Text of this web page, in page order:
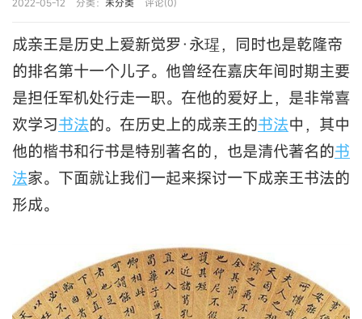
2022-05-12 分类： 未分类 评论(0)
成亲王是历史上爱新觉罗·永瑆，同时也是乾隆帝
的排名第十一个儿子。他曾经在嘉庆年间时期主要
是担任军机处行走一职。在他的爱好上，是非常喜
欢学习书法的。在历史上的成亲王的书法中，其中
他的楷书和行书是特别著名的，也是清代著名的书
法家。下面就让我们一起来探讨一下成亲王书法的
形成。